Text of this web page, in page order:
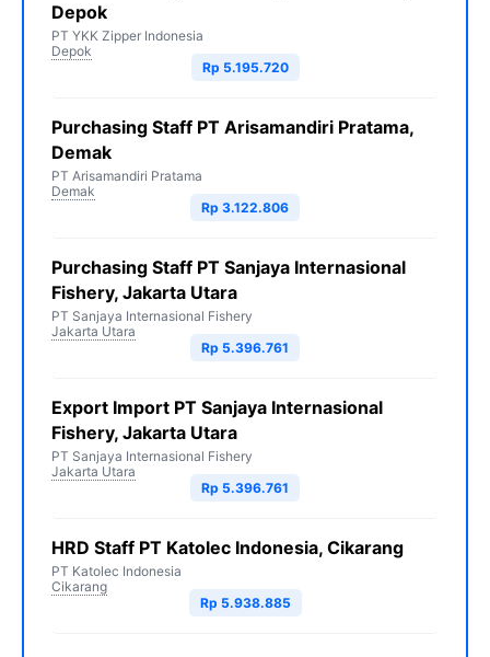
Depok
PT YKK Zipper Indonesia
Depok
Rp 5.195.720
Purchasing Staff PT Arisamandiri Pratama,
Demak
PT Arisamandiri Pratama
Demak
Rp 3.122.806
Purchasing Staff PT Sanjaya Internasional
Fishery, Jakarta Utara
PT Sanjaya Internasional Fishery
Jakarta Utara
Rp 5.396.761
Export Import PT Sanjaya Internasional
Fishery, Jakarta Utara
PT Sanjaya Internasional Fishery
Jakarta Utara
Rp 5.396.761
HRD Staff PT Katolec Indonesia, Cikarang
PT Katolec Indonesia
Cikarang
Rp 5.938.885